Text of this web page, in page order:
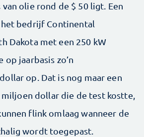
olie rond de $ 50 ligt. Een
bedrijf Continental
Dakota met een 250 kW
jaarbasis zo’n
op. Dat is nog maar een
miljoen dollar die de test kostte,
flink omlaag wanneer de
wordt toegepast.